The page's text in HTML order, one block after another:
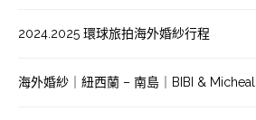
2024.2025 環球旅拍海外婚紗行程
海外婚紗｜紐西蘭 – 南島｜BIBI & Micheal